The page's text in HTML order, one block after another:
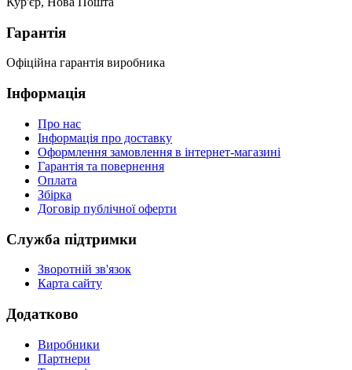
Гарантія
Офіційна гарантія виробника
Інформація
Про нас
Інформація про доставку
Оформлення замовлення в інтернет-магазині
Гарантія та повернення
Оплата
Збірка
Договір публічної оферти
Служба підтримки
Зворотній зв'язок
Карта сайту
Додатково
Виробники
Партнери